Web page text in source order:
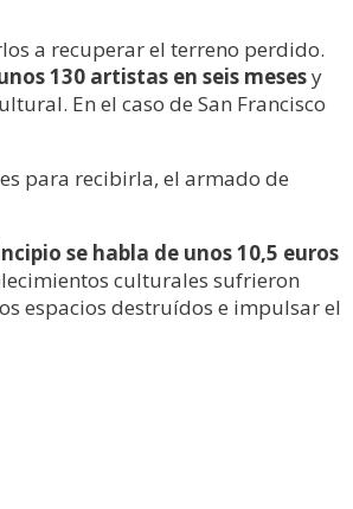
a recuperar el terreno perdido.
130 artistas en seis mesesy
En el caso de San Francisco
para recibirla, el armado de
se habla de unos 10,5 euros
culturales sufrieron
espacios destruídos e impulsar el